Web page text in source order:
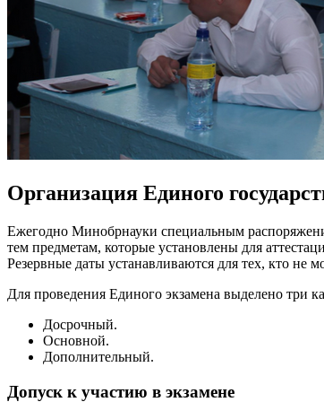
Организация Единого
Ежегодно Минобрнауки специальным
тем предметам, которые установлены для
Резервные даты устанавливаются для тех, кто не
Для проведения Единого экзамена выделено три
Досрочный.
Основной.
Дополнительный.
Допуск к участию в экзамене